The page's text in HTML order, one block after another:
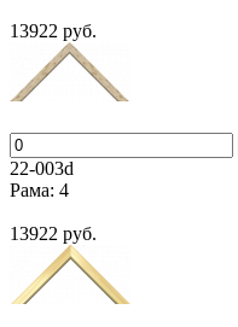
13922 руб.
22-003d
Рама: 4
13922 руб.